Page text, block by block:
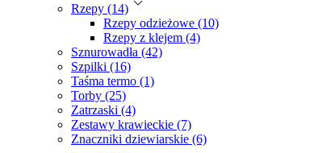
Rzepy (14)
Rzepy odzieżowe (10)
Rzepy z klejem (4)
Sznurowadła (42)
Szpilki (16)
Taśma termo (1)
Torby (25)
Zatrzaski (4)
Zestawy krawieckie (7)
Znaczniki dziewiarskie (6)